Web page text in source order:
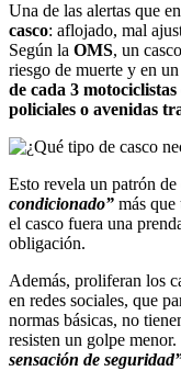
Una de las alertas que
casco: aflojado, mal
Según la OMS, un
riesgo de muerte y en un
de cada 3
policiales o avenidas
Esto revela un patrón
condicionado” más
el casco fuera una
obligación.
Además, proliferan los
en redes sociales, que
normas básicas, no
resisten un golpe
sensación de